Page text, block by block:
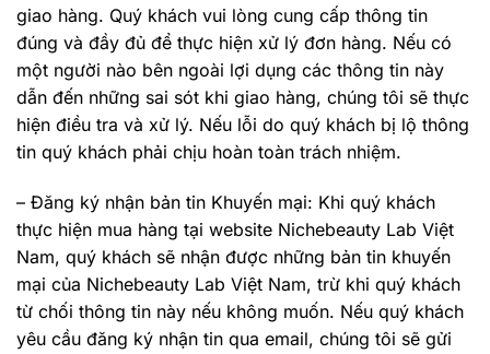
giao hàng. Quý khách vui lòng cung cấp thông tin
đúng và đầy đủ để thực hiện xử lý đơn hàng. Nếu có
một người nào bên ngoài lợi dụng các thông tin này
dẫn đến những sai sót khi giao hàng, chúng tôi sẽ thực
hiện điều tra và xử lý. Nếu lỗi do quý khách bị lộ thông
tin quý khách phải chịu hoàn toàn trách nhiệm.
– Đăng ký nhận bản tin Khuyến mại: Khi quý khách
thực hiện mua hàng tại website Nichebeauty Lab Việt
Nam, quý khách sẽ nhận được những bản tin khuyến
mại của Nichebeauty Lab Việt Nam, trừ khi quý khách
từ chối thông tin này nếu không muốn. Nếu quý khách
yêu cầu đăng ký nhận tin qua email, chúng tôi sẽ gửi